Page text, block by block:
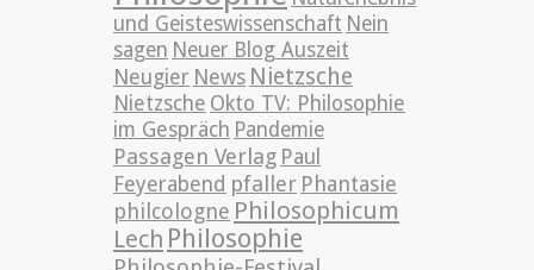
und Geisteswissenschaft Nein
sagen Neuer Blog Auszeit
Neugier News Nietzsche
Nietzsche Okto TV: Philosophie
im Gespräch Pandemie
Passagen Verlag Paul
Feyerabend pfaller Phantasie
philcologne Philosophicum
Lech Philosophie